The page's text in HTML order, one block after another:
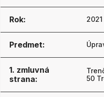
Rok: 2021
Predmet:
1. zmluvná
strana:
50